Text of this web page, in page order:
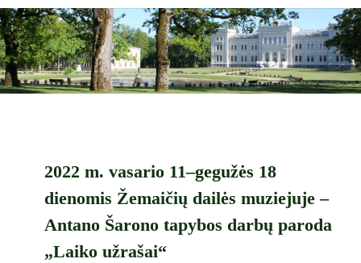
2022 m. vasario 11–gegužės 18
dienomis Žemaičių dailės muziejuje –
Antano Šarono tapybos darbų paroda
„Laiko užrašai“